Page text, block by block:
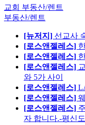
교회 부동산/렌트
부동산/렌트
[뉴저지] 선교사
[로스앤젤레스]
[로스앤젤레스]
[로스앤젤레스]
와 5가 사이
[로스앤젤레스]
[로스앤젤레스]
[로스앤젤레스]
자 합니다.-평신